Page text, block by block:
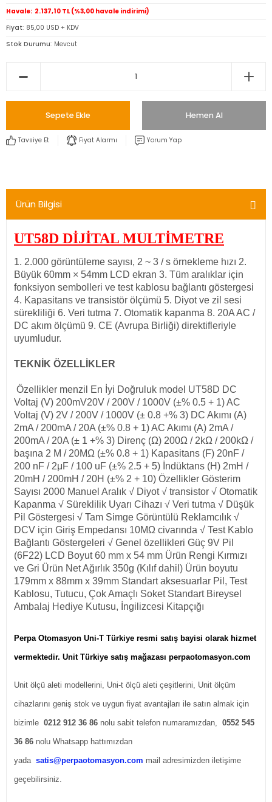
Havale 2.137,10 TL (%3,00 havale indirimi)
Fiyat 85,00 USD + KDV
Stok Durumu Mevcut
Sepete Ekle Hemen Al
Tavsiye Et Fiyat Alarmı Yorum Yap
Ürün Bilgisi
UT58D DİJİTAL MULTİMETRE
1. 2.000 görüntüleme sayısı, 2 ~ 3 / s örnekleme hızı 2.
Büyük 60mm × 54mm LCD ekran 3. Tüm aralıklar için
fonksiyon sembolleri ve test kablosu bağlantı göstergesi
4. Kapasitans ve transistör ölçümü 5. Diyot ve zil sesi
sürekliliği 6. Veri tutma 7. Otomatik kapanma 8. 20A AC /
DC akım ölçümü 9. CE (Avrupa Birliği) direktifleriyle
uyumludur.
TEKNİK ÖZELLİKLER
Özellikler menzil En İyi Doğruluk model UT58D DC
Voltaj (V) 200mV20V / 200V / 1000V (±% 0.5 + 1) AC
Voltaj (V) 2V / 200V / 1000V (± 0.8 +% 3) DC Akımı (A)
2mA / 200mA / 20A (±% 0.8 + 1) AC Akımı (A) 2mA /
200mA / 20A (± 1 +% 3) Direnç (Ω) 200Ω / 2kΩ / 200kΩ /
başına 2 M / 20MΩ (±% 0.8 + 1) Kapasitans (F) 20nF /
200 nF / 2μF / 100 uF (±% 2.5 + 5) İndüktans (H) 2mH /
20mH / 200mH / 20H (±% 2 + 10) Özellikler Gösterim
Sayısı 2000 Manuel Aralık √ Diyot √ transistor √ Otomatik
Kapanma √ Süreklilik Uyarı Cihazı √ Veri tutma √ Düşük
Pil Göstergesi √ Tam Simge Görüntülü Reklamcılık √
DCV için Giriş Empedansı 10MΩ civarında √ Test Kablo
Bağlantı Göstergeleri √ Genel özellikleri Güç 9V Pil
(6F22) LCD Boyut 60 mm x 54 mm Ürün Rengi Kırmızı
ve Gri Ürün Net Ağırlık 350g (Kılıf dahil) Ürün boyutu
179mm x 88mm x 39mm Standart aksesuarlar Pil, Test
Kablosu, Tutucu, Çok Amaçlı Soket Standart Bireysel
Ambalaj Hediye Kutusu, İngilizcesi Kitapçığı
Perpa Otomasyon Uni-T Türkiye resmi satış bayisi olarak hizmet
vermektedir. Unit Türkiye satış mağazası perpaotomasyon.com
Unit ölçü aleti modellerini, Uni-t ölçü aleti çeşitlerini, Unit ölçüm
cihazlarını geniş stok ve uygun fiyat avantajları ile satın almak için
bizimle 0212 912 36 86 nolu sabit telefon numaramızdan, 0552 545
36 86 nolu Whatsapp hattımızdan
yada satis@perpaotomasyon.com mail adresimizden iletişime
geçebilirsiniz.